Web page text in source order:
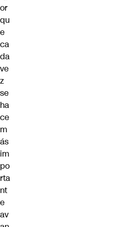
or
qu
e
ca
da
ve
z
se
ha
ce
m
ás
im
po
rta
nt
e
av